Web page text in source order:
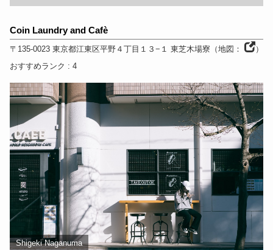
Coin Laundry and Cafè
〒135-0023 東京都江東区平野４丁目１３−１ 東芝木場寮 （地図：
）
おすすめランク : 4
Shigeki Naganuma